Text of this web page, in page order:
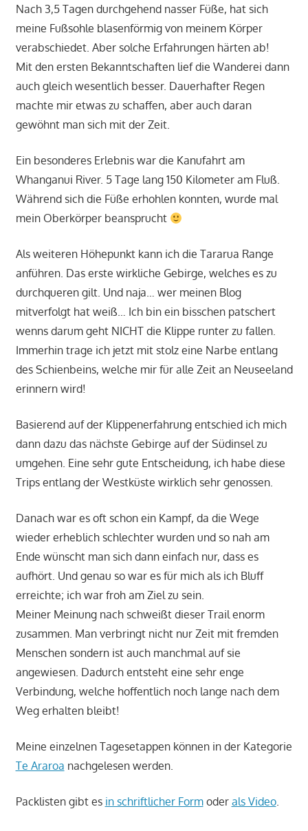
Nach 3,5 Tagen durchgehend nasser Füße, hat sich
meine Fußsohle blasenförmig von meinem Körper
verabschiedet. Aber solche Erfahrungen härten ab!
Mit den ersten Bekanntschaften lief die Wanderei dann
auch gleich wesentlich besser. Dauerhafter Regen
machte mir etwas zu schaffen, aber auch daran
gewöhnt man sich mit der Zeit.
Ein besonderes Erlebnis war die Kanufahrt am
Whanganui River. 5 Tage lang 150 Kilometer am Fluß.
Während sich die Füße erhohlen konnten, wurde mal
mein Oberkörper beansprucht
Als weiteren Höhepunkt kann ich die Tararua Range
anführen. Das erste wirkliche Gebirge, welches es zu
durchqueren gilt. Und naja… wer meinen Blog
mitverfolgt hat weiß… Ich bin ein bisschen patschert
wenns darum geht NICHT die Klippe runter zu fallen.
Immerhin trage ich jetzt mit stolz eine Narbe entlang
des Schienbeins, welche mir für alle Zeit an Neuseeland
erinnern wird!
Basierend auf der Klippenerfahrung entschied ich mich
dann dazu das nächste Gebirge auf der Südinsel zu
umgehen. Eine sehr gute Entscheidung, ich habe diese
Trips entlang der Westküste wirklich sehr genossen.
Danach war es oft schon ein Kampf, da die Wege
wieder erheblich schlechter wurden und so nah am
Ende wünscht man sich dann einfach nur, dass es
aufhört. Und genau so war es für mich als ich Bluff
erreichte; ich war froh am Ziel zu sein.
Meiner Meinung nach schweißt dieser Trail enorm
zusammen. Man verbringt nicht nur Zeit mit fremden
Menschen sondern ist auch manchmal auf sie
angewiesen. Dadurch entsteht eine sehr enge
Verbindung, welche hoffentlich noch lange nach dem
Weg erhalten bleibt!
Meine einzelnen Tagesetappen können in der Kategorie
Te Araroa nachgelesen werden.
Packlisten gibt es in schriftlicher Formoder als Video.